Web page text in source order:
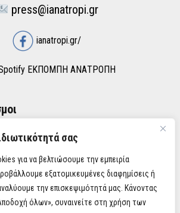
σας
για να βελτιώσουμε την εμπειρία
εξατομικευμένες διαφημίσεις ή
την επισκεψιμότητά μας. Κάνοντας
όλων», συναινείτε στη χρήση των
press@ianatropi.gr
ianatropi.gr/
ΕΚΠΟΜΠΗ ΑΝΑΤΡΟΠΗ